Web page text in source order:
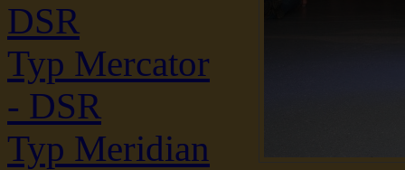
DSR
Typ Mercator
- DSR
Typ Meridian